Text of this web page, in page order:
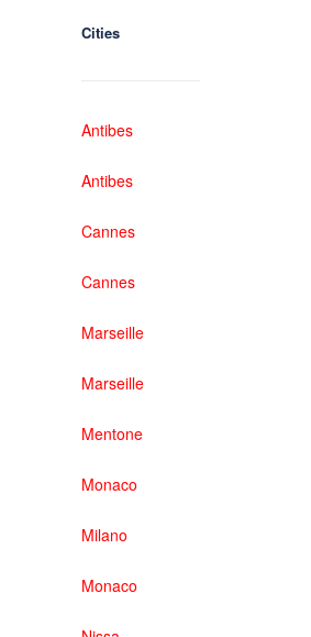
Cities
Antibes
Antibes
Cannes
Cannes
Marseille
Marseille
Mentone
Monaco
Milano
Monaco